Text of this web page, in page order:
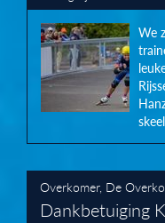
We
Overkomer, De
Dankbetuiging